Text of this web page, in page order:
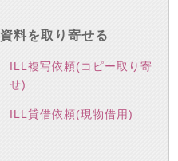
資料を取り寄せる
ILL複写依頼(コピー取り寄
せ)
ILL貸借依頼(現物借用)